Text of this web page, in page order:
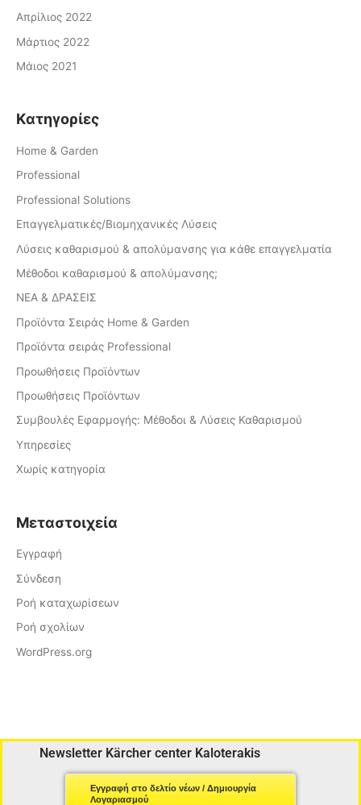
Απρίλιος 2022
Μάρτιος 2022
Μάιος 2021
Kατηγορίες
Home & Garden
Professional
Professional Solutions
Επαγγελματικές/Βιομηχανικές Λύσεις
Λύσεις καθαρισμού & απολύμανσης για κάθε επαγγελματία
Μέθοδοι καθαρισμού & απολύμανσης;
ΝΕΑ & ΔΡΑΣΕΙΣ
Προϊόντα Σειράς Home & Garden
Προϊόντα σειράς Professional
Προωθήσεις Προϊόντων
Προωθήσεις Προϊόντων
Συμβουλές Εφαρμογής: Μέθοδοι & Λύσεις Καθαρισμού
Υπηρεσίες
Χωρίς κατηγορία
Μεταστοιχεία
Εγγραφή
Σύνδεση
Ροή καταχωρίσεων
Ροή σχολίων
WordPress.org
Newsletter Kärcher center Kaloterakis
Εγγραφή στο δελτίο νέων / Δημιουργία
Λογαριασμού